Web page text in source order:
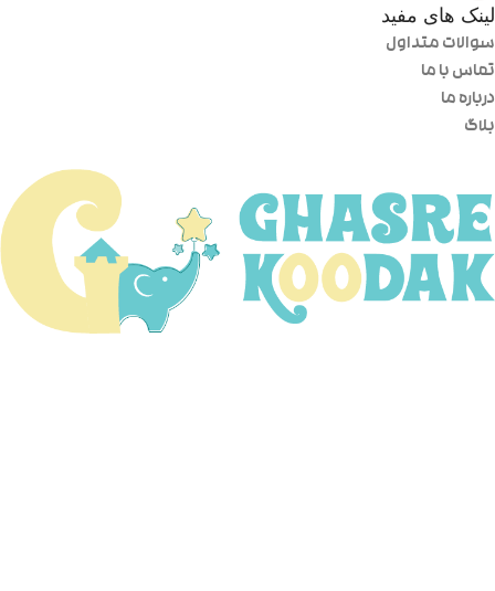
لینک های مفید
سوالات متداول
تماس با ما
درباره ما
بلاگ